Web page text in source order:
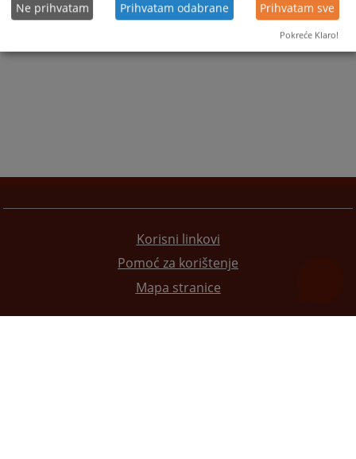
Korisni linkovi
Pomoć za korištenje
Mapa stranice
Ne prihvatam Prihvatam odabrane Prihvatam sve
Pokreće Klaro!